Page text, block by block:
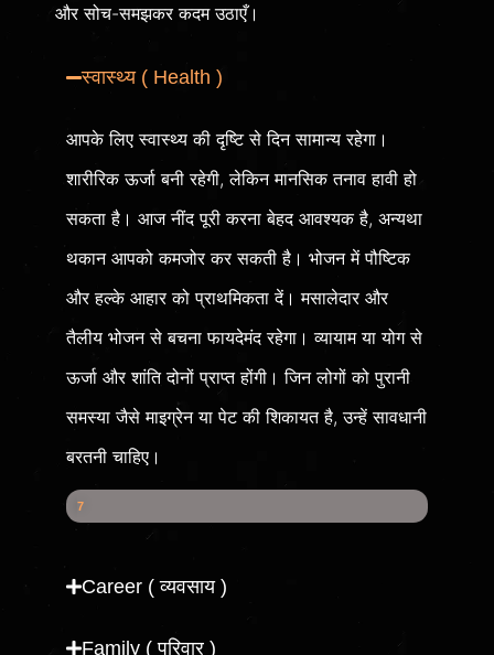
और सोच-समझकर कदम उठाएँ।
स्वास्थ्य ( Health )
आपके लिए स्वास्थ्य की दृष्टि से दिन सामान्य रहेगा।
शारीरिक ऊर्जा बनी रहेगी, लेकिन मानसिक तनाव हावी हो
सकता है। आज नींद पूरी करना बेहद आवश्यक है, अन्यथा
थकान आपको कमजोर कर सकती है। भोजन में पौष्टिक
और हल्के आहार को प्राथमिकता दें। मसालेदार और
तैलीय भोजन से बचना फायदेमंद रहेगा। व्यायाम या योग से
ऊर्जा और शांति दोनों प्राप्त होंगी। जिन लोगों को पुरानी
समस्या जैसे माइग्रेन या पेट की शिकायत है, उन्हें सावधानी
बरतनी चाहिए।
Health Score
7
Career ( व्यवसाय )
Family ( परिवार )